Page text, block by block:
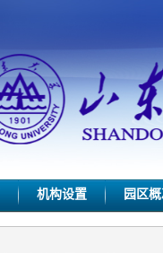
机构设置 园区